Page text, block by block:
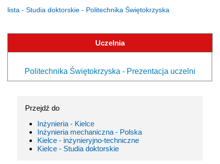
lista - Studia doktorskie - Politechnika Świętokrzyska
Uczelnia
Politechnika Świętokrzyska - Prezentacja uczelni
Przejdź do
Inżynieria - Kielce
Inżynieria mechaniczna - Polska
Kielce - inżynieryjno-techniczne
Kielce - Studia doktorskie